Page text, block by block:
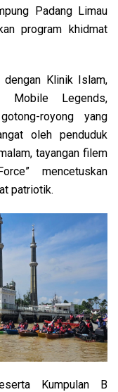
Padang Limau
program khidmat
Klinik Islam,
Mobile Legends,
royong yang
oleh penduduk
tayangan filem
mencetuskan
patriotik.
Kumpulan B